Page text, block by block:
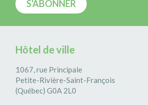
Hôtel de ville
1067, rue Principale
Petite-Rivière-Saint-François
(Québec) G0A 2L0